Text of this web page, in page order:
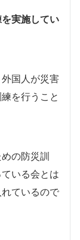
実施してい
国人が災害
を行うこと
の防災訓
いる会とは
ているので